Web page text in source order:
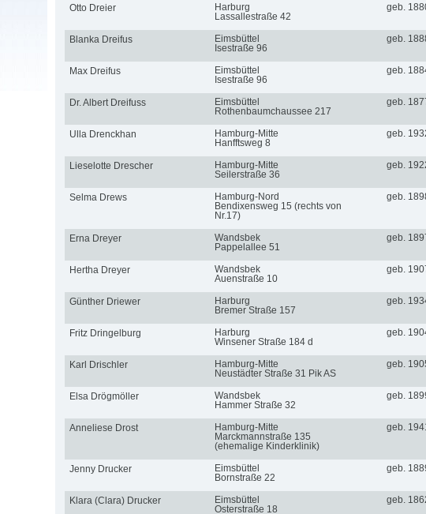
Otto Dreier
Harburg
Lassallestraße 42
geb.
Blanka Dreifus
Eimsbüttel
Isestraße 96
geb.
Max Dreifus
Eimsbüttel
Isestraße 96
geb.
Dr. Albert Dreifuss
Eimsbüttel
Rothenbaumchaussee 217
geb.
Ulla Drenckhan
Hamburg-Mitte
Hanfftsweg 8
geb.
Lieselotte Drescher
Hamburg-Mitte
Seilerstraße 36
geb.
Selma Drews
Hamburg-Nord
Bendixensweg 15 (rechts von
Nr.17)
geb.
Erna Dreyer
Wandsbek
Pappelallee 51
geb.
Hertha Dreyer
Wandsbek
Auenstraße 10
geb.
Günther Driewer
Harburg
Bremer Straße 157
geb.
Fritz Dringelburg
Harburg
Winsener Straße 184 d
geb.
Karl Drischler
Hamburg-Mitte
Neustädter Straße 31 Pik AS
geb.
Elsa Drögmöller
Wandsbek
Hammer Straße 32
geb.
Anneliese Drost
Hamburg-Mitte
Marckmannstraße 135
(ehemalige Kinderklinik)
geb.
Jenny Drucker
Eimsbüttel
Bornstraße 22
geb.
Klara (Clara) Drucker
Eimsbüttel
Osterstraße 18
geb.